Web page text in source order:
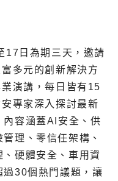
17日為期三天，邀請
多元的創新解決方
演講，每日皆有15
專家深入探討最新
內容涵蓋AI安全、供
理、零信任架構、
硬體安全、車用資
過30個熱門議題，讓